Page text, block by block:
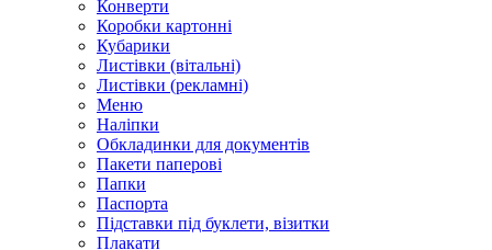
Конверти
Коробки картонні
Кубарики
Листівки (вітальні)
Листівки (рекламні)
Меню
Наліпки
Обкладинки для документів
Пакети паперові
Папки
Паспорта
Підставки під буклети, візитки
Плакати